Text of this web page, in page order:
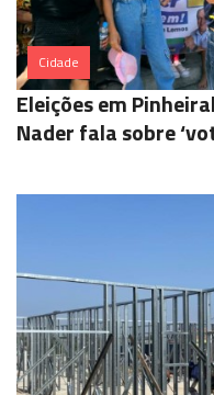
Cidade
Eleições em
Nader fala sobre